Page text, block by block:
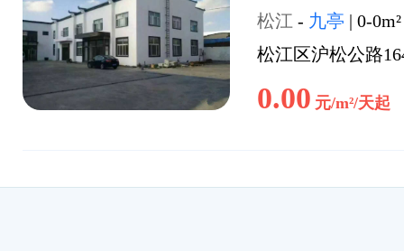
松江 - 九亭 | 0-0m²
松江区沪松公路
0.00 元/m²/天起